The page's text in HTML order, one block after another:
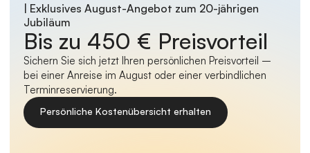
| Exklusives August-Angebot zum 20-jährigen
Jubiläum
Bis zu 450 € Preisvorteil
Sichern Sie sich jetzt Ihren persönlichen Preisvorteil –
bei einer Anreise im August oder einer verbindlichen
Terminreservierung.
Persönliche Kostenübersicht erhalten